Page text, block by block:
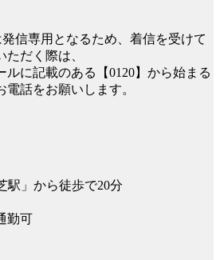
信専用となるため、着信を受けて
だく際は、
ルに記載のある【0120】から始まる
話をお願いします。
駅」から徒歩で20分
勤可